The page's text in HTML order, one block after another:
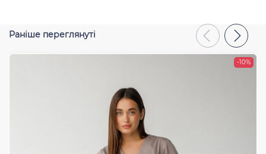
Раніше переглянуті
-10%